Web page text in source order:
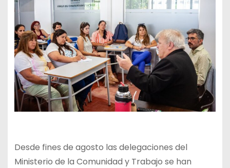
Desde fines de agosto las delegaciones del
Ministerio de la Comunidad y Trabajo se han